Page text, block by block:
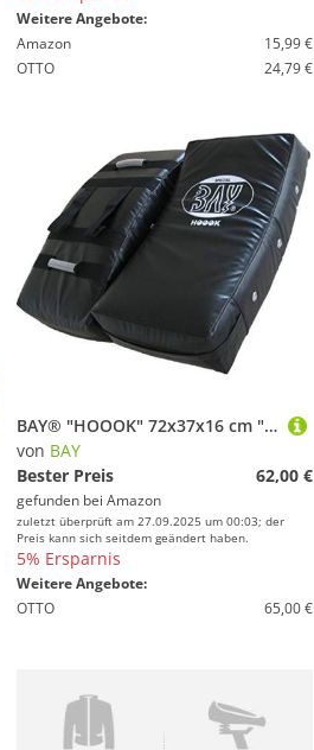
Weitere Angebote:
Amazon
15,99 €
OTTO
24,79 €
BAY® "HOOOK" 72x37x16 cm ""doppelschichtiges"" Schlagpolster, GROSS, Schlagkissen, Trittkissen, Kickpolster, Pratze Pratzen Bodyshield Kickboxen Thaiboxen Muay Thai K1 MMA Karate schwarz krumm gekrümmt grosses 70 65 75
von BAY
Bester Preis
62,00 €
gefunden bei Amazon
zuletzt überprüft am 27.09.2025 um 00:03; der
Preis kann sich seitdem geändert haben.
5% Ersparnis
Weitere Angebote:
OTTO
65,00 €